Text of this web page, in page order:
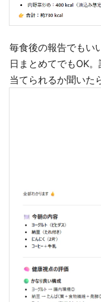
毎食後の報告でもい
日まとめてでもOK
当てられるか聞いた